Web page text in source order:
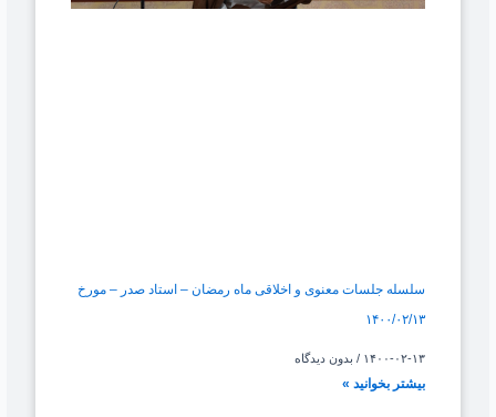
سلسله جلسات معنوی و اخلاقی ماه رمضان – استاد صدر – مورخ
۱۴۰۰/۰۲/۱۳
۱۴۰۰-۰۲-۱۳ بدون دیدگاه
بیشتر بخوانید »